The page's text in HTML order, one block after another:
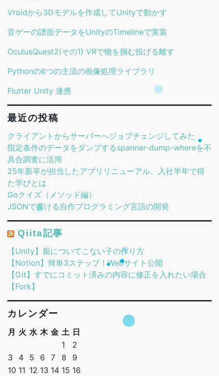
Vroidから3Dモデルを作成してUnityで動かす
音ゲーの譜面データをUnityのTimelineで実装
OculusQuest2(その1) VRで物を掴む投げる離す
Pythonの6つの主流の画像処理ライブラリ
Flutter Unity 連携
最近の投稿
クライアントからサーバーへジョブチェンジしてみた
指定条件のデータをダンプするspanner-dump-whereを不
具合調査に活用
25年新卒が担当したアプリリニューアル。入社半年で得
た学びとは
Goクイズ（メソッド編）
JSONで書ける自作プログラミング言語の開発
Qiita記事
【Unity】親についてこない子の作り方
【Notion】簡単3ステップ！Webサイト公開
【Git】すでにコミット済みの内容に修正を入れたい場合
【Fork】
カレンダー
月 火 水 木 金 土 日
1
2
3
4 5 6 7 8
9
10 11 12 13 14 15 16